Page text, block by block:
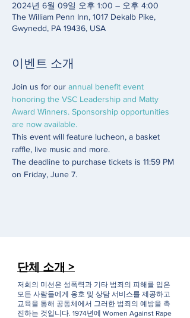
2024년 6월 09일 오후 1:00 – 오후 4:00
The William Penn Inn, 1017 Dekalb Pike,
Gwynedd, PA 19436, USA
이벤트 소개
Join us for our annual benefit event
honoring the VSC Leadership and Matty
Award Winners. Sponsorship opportunities
are now available.
This event will feature lucheon, a basket
raffle, live music and more.
The deadline to purchase tickets is 11:59 PM
on Friday, June 7.
단체 소개 >
저희의 미션은 성폭력과 기타 범죄의 피해를 입은
모든 사람들에게 옹호 및 상담 서비스를 제공하고
교육을 통해 공동체에서 그러한 범죄의 예방을 촉
진하는 것입니다. 1974년에 Women Against Rape